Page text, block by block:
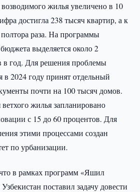
жилья увеличено в 10
достигла 238 тысяч квартир, а к
раза. На программы
выделяется около 2
в год. Для решения проблемы
в 2024 году принят отдельный
почти на 100 тысяч домов.
жилья запланировано
с 15 до 60 процентов. Для
этими процессами создан
по урбанизации.
в рамках программ «Яшил
поставил задачу довести